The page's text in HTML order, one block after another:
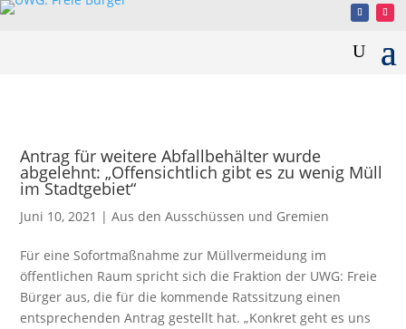
Antrag für weitere Abfallbehälter wurde
abgelehnt: „Offensichtlich gibt es zu wenig Müll
im Stadtgebiet“
Juni 10, 2021 |Aus den Ausschüssen und Gremien
Für eine Sofortmaßnahme zur Müllvermeidung im
öffentlichen Raum spricht sich die Fraktion der UWG: Freie
Bürger aus, die für die kommende Ratssitzung einen
entsprechenden Antrag gestellt hat. „Konkret geht es uns